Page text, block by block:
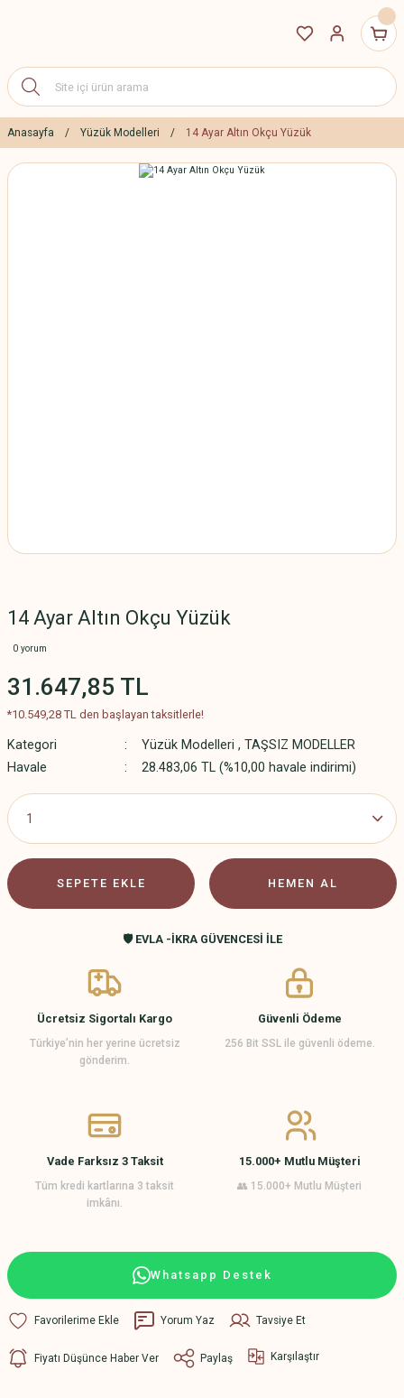
Anasayfa Yüzük Modelleri 14 Ayar Altın Okçu Yüzük
14 Ayar Altın Okçu Yüzük
0 yorum
31.647,85 TL
*10.549,28 TL den başlayan taksitlerle!
Kategori Yüzük Modelleri , TAŞSIZ MODELLER
Havale
28.483,06 TL (%10,00 havale indirimi)
SEPETE EKLE HEMEN AL
🛡️ EVLA -İKRA GÜVENCESİ İLE
Ücretsiz Sigortalı Kargo
Türkiye’nin her yerine ücretsiz
gönderim.
Güvenli Ödeme
256 Bit SSL ile güvenli ödeme.
Vade Farksız 3 Taksit
Tüm kredi kartlarına 3 taksit
imkânı.
15.000+ Mutlu Müşteri
👥 15.000+ Mutlu Müşteri
Whatsapp Destek
Yorum Yaz Tavsiye Et
Fiyatı Düşünce Haber Ver Paylaş Karşılaştır